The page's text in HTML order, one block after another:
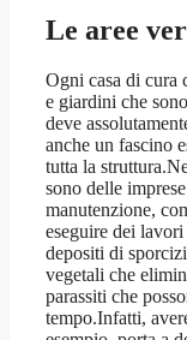
Le aree
Ogni casa di cura
e giardini che
deve
anche un fascino
tutta la
sono delle
manutenzione,
eseguire dei
depositi di
vegetali che
parassiti che
tempo.Infatti,